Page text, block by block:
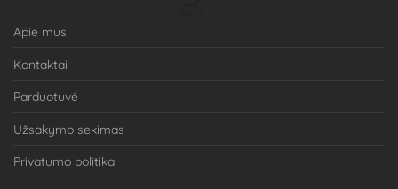
Apie mus
Kontaktai
Parduotuvė
Užsakymo sekimas
Privatumo politika